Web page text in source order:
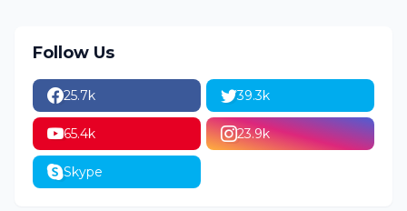
Follow Us
25.7k 39.3k
65.4k 23.9k
Skype